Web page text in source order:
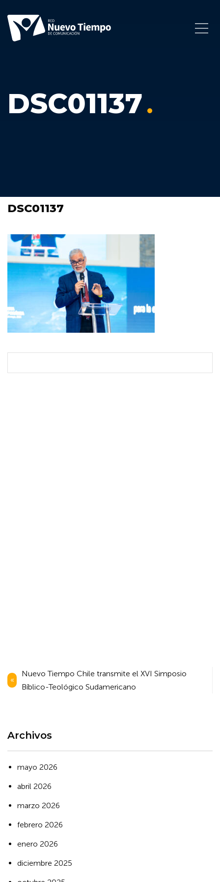
DSC01137
DSC01137
Navegación
de
Nuevo Tiempo Chile transmite el XVI Simposio
Bíblico-Teológico Sudamericano
Archivos
mayo 2026
abril 2026
marzo 2026
febrero 2026
enero 2026
diciembre 2025